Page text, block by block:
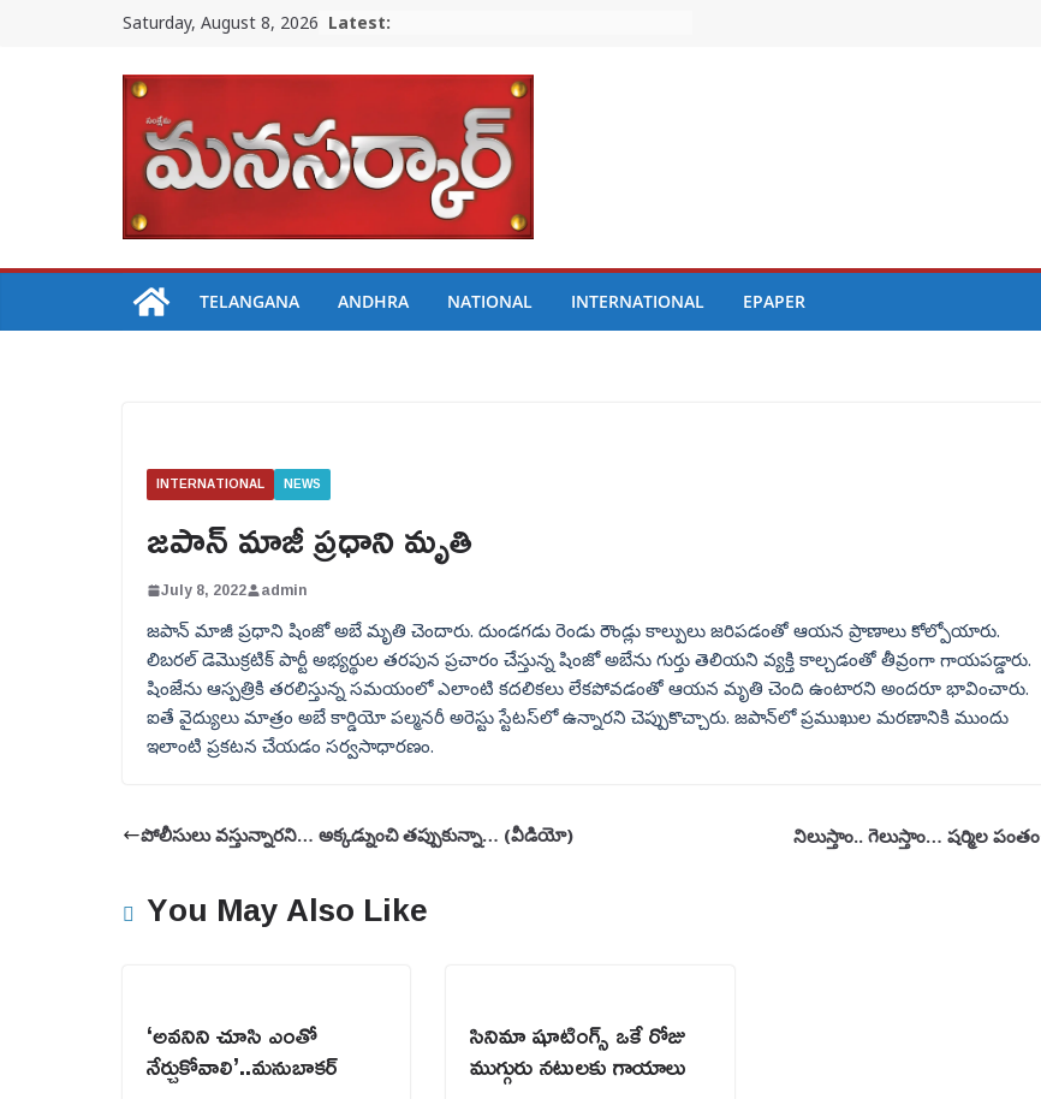
Saturday, August 8, 2026 Latest:
TELANGANA ANDHRA NATIONAL INTERNATIONAL EPAPER
INTERNATIONAL NEWS
జపాన్ మాజీ ప్రధాని మృతి
July 8, 2022 admin
జపాన్ మాజీ ప్రధాని షింజో అబే మృతి చెందారు. దుండగడు రెండు రౌండ్లు కాల్పులు జరిపడంతో ఆయన ప్రాణాలు కోల్పోయారు.
లిబరల్ డెమొక్రటిక్ పార్టీ అభ్యర్థుల తరపున ప్రచారం చేస్తున్న షింజో అబేను గుర్తు తెలియని వ్యక్తి కాల్చడంతో తీవ్రంగా గాయపడ్డారు.
షింజేను ఆస్పత్రికి తరలిస్తున్న సమయంలో ఎలాంటి కదలికలు లేకపోవడంతో ఆయన మృతి చెంది ఉంటారని అందరూ భావించారు.
ఐతే వైద్యులు మాత్రం అబే కార్డియో పల్మనరీ అరెస్టు స్టేటస్‌లో ఉన్నారని చెప్పుకొచ్చారు. జపాన్‌లో ప్రముఖుల మరణానికి ముందు
ఇలాంటి ప్రకటన చేయడం సర్వసాధారణం.
పోలీసులు వస్తున్నారని… అక్కడ్నుంచి తప్పుకున్నా… (వీడియో) నిలుస్తాం.. గెలుస్తాం… షర్మిల పంతం
You May Also Like
‘అవనిని చూసి ఎంతో
నేర్చుకోవాలి’..మనుబాకర్
సినిమా షూటింగ్స్ ఒకే రోజు
ముగ్గురు నటులకు గాయాలు